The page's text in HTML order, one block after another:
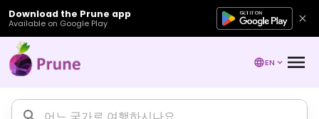
Download the Prune app
Available on Google Play
EN